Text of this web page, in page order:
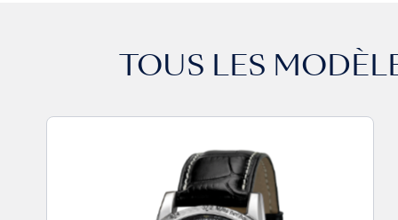
TOUS LES